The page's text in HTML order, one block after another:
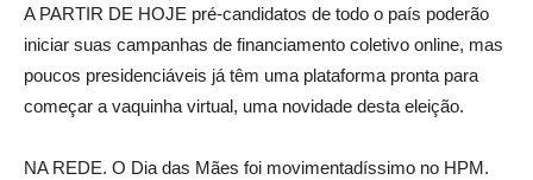
A PARTIR DE HOJE pré-candidatos de todo o país poderão
iniciar suas campanhas de financiamento coletivo online, mas
poucos presidenciáveis já têm uma plataforma pronta para
começar a vaquinha virtual, uma novidade desta eleição.
NA REDE. O Dia das Mães foi movimentadíssimo no HPM.